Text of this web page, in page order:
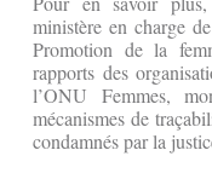
ministère en charge
Promotion de la
rapports des
l’ONU Femmes,
mécanismes de
condamnés par la